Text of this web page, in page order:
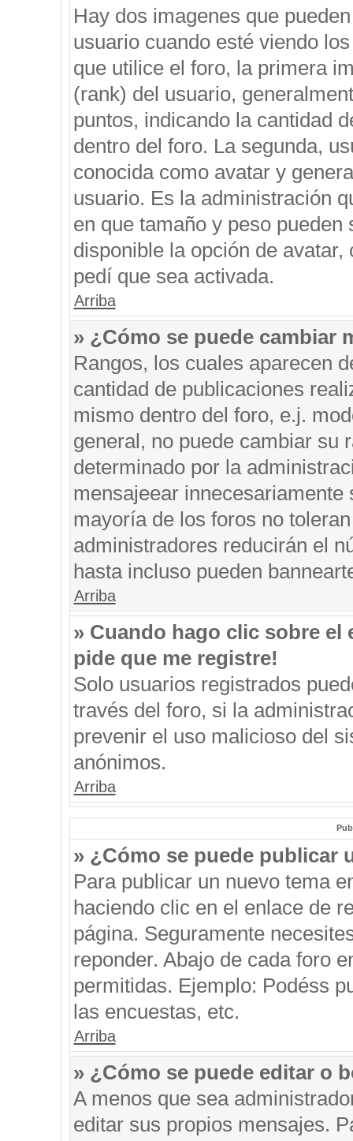
Hay dos imagenes que
usuario cuando esté viendo
que utilice el foro, la primera
(rank) del usuario,
puntos, indicando la cantidad
dentro del foro. La segunda,
conocida como avatar y
usuario. Es la administración
en que tamaño y peso
disponible la opción de
pedí que sea activada.
Arriba
» ¿Cómo se puede cambiar
Rangos, los cuales aparecen
cantidad de publicaciones
mismo dentro del foro, e.j.
general, no puede cambiar su
determinado por la
mensajeear
mayoría de los foros no
administradores reducirán el
hasta incluso pueden
Arriba
» Cuando hago clic sobre el
pide que me registre!
Solo usuarios registrados
través del foro, si la
prevenir el uso malicioso del
anónimos.
Arriba
» ¿Cómo se puede publicar
Para publicar un nuevo tema
haciendo clic en el enlace de
página. Seguramente
reponder. Abajo de cada foro
permitidas. Ejemplo: Podéss
las encuestas, etc.
Arriba
» ¿Cómo se puede editar o
A menos que sea
editar sus propios mensajes.